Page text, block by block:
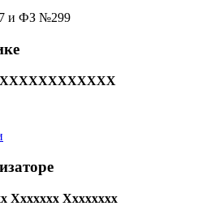
и ФЗ №299
Xxxxxxx Xxxxxxxx